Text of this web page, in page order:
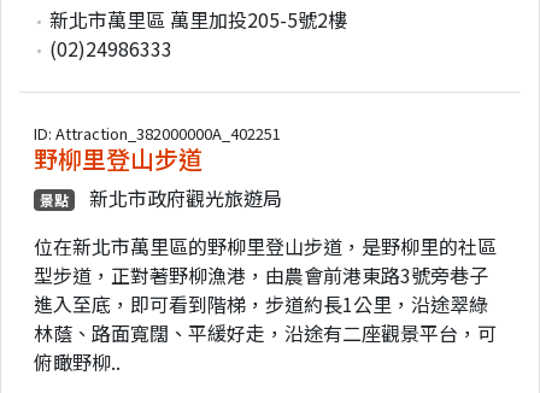
新北市萬里區 萬里加投205-5號2樓
(02)24986333
ID: Attraction_382000000A_402251
野柳里登山步道
景點
新北市政府觀光旅遊局
位在新北市萬里區的野柳里登山步道，是野柳里的社區
型步道，正對著野柳漁港，由農會前港東路3號旁巷子
進入至底，即可看到階梯，步道約長1公里，沿途翠綠
林蔭、路面寬闊、平緩好走，沿途有二座觀景平台，可
俯瞰野柳..